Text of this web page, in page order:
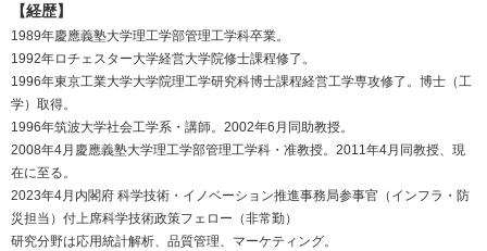
【経歴】
1989年慶應義塾大学理工学部管理工学科卒業。
1992年ロチェスター大学経営大学院修士課程修了。
1996年東京工業大学大学院理工学研究科博士課程経営工学専攻修了。博士（工
学）取得。
1996年筑波大学社会工学系・講師。2002年6月同助教授。
2008年4月慶應義塾大学理工学部管理工学科・准教授。2011年4月同教授、現
在に至る。
2023年4月内閣府 科学技術・イノベーション推進事務局参事官（インフラ・防
災担当）付上席科学技術政策フェロー（非常勤）
研究分野は応用統計解析、品質管理、マーケティング。